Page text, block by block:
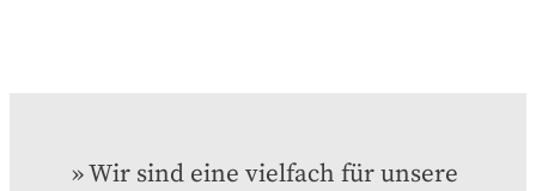
Wir sind eine vielfach für unsere